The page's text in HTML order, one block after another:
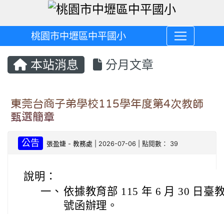
桃園市中壢區中平國小
本站消息 分月文章
東莞台商子弟學校115學年度第4次教師
甄選簡章
公告 張盈婕 -教務處 | 2026-07-06 | 點閱數： 39
說明：
一、 依據教育部 115 年 6 月 30 日臺
號函辦理。